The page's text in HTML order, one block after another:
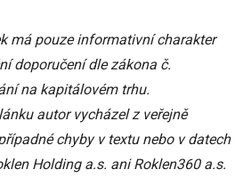
má pouze informativní charakter
doporučení dle zákona č.
na kapitálovém trhu.
autor vycházel z veřejně
chyby v textu nebo v datech
Holding a.s. ani Roklen360 a.s.